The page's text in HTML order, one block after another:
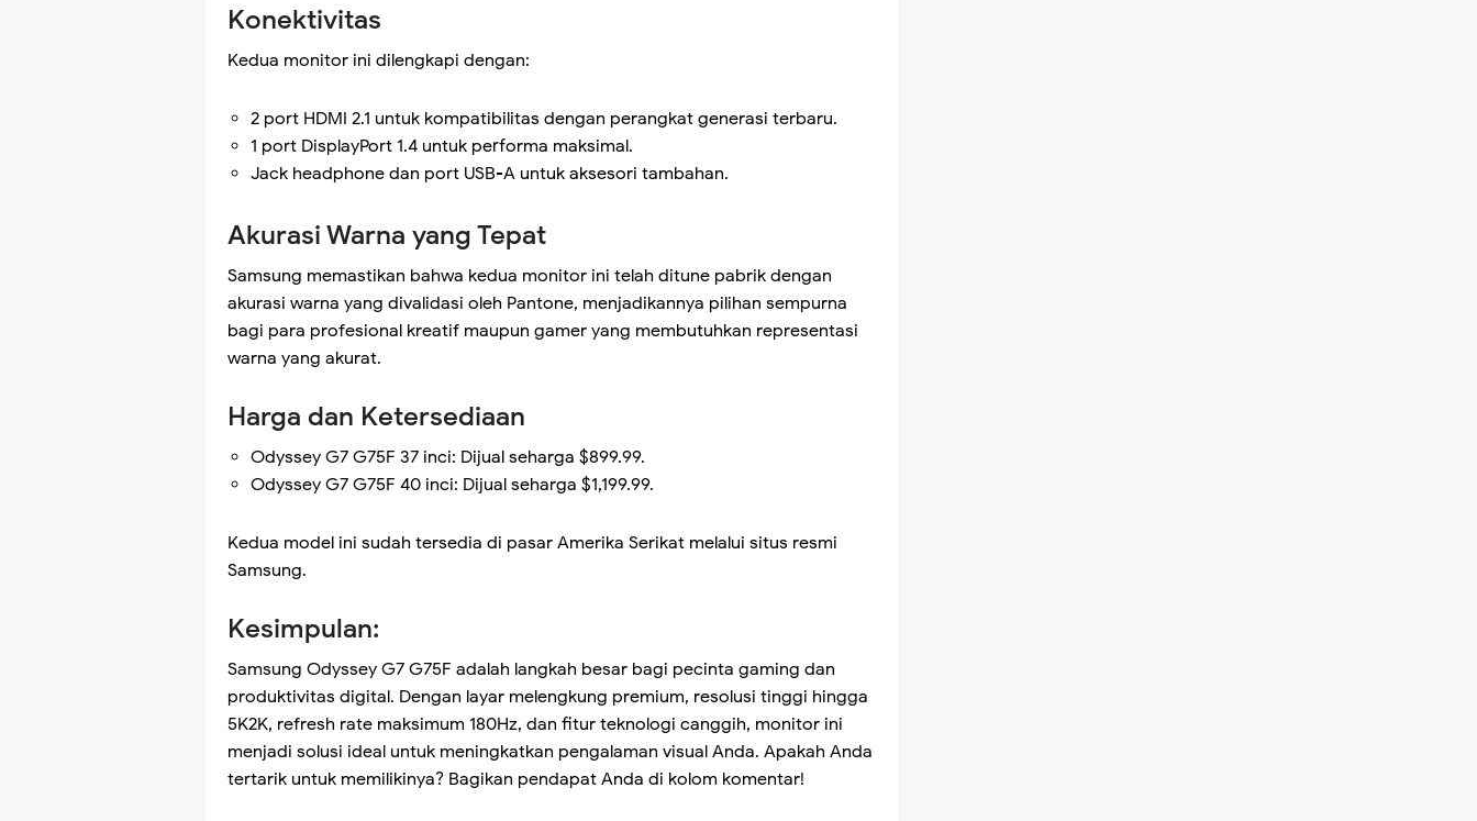
Konektivitas
Kedua monitor ini dilengkapi dengan:
2 port HDMI 2.1 untuk kompatibilitas dengan perangkat generasi terbaru.
1 port DisplayPort 1.4 untuk performa maksimal.
Jack headphone dan port USB-A untuk aksesori tambahan.
Akurasi Warna yang Tepat
Samsung memastikan bahwa kedua monitor ini telah ditune pabrik dengan
akurasi warna yang divalidasi oleh Pantone, menjadikannya pilihan sempurna
bagi para profesional kreatif maupun gamer yang membutuhkan representasi
warna yang akurat.
Harga dan Ketersediaan
Odyssey G7 G75F 37 inci: Dijual seharga $899.99.
Odyssey G7 G75F 40 inci: Dijual seharga $1,199.99.
Kedua model ini sudah tersedia di pasar Amerika Serikat melalui situs resmi
Samsung.
Kesimpulan:
Samsung Odyssey G7 G75F adalah langkah besar bagi pecinta gaming dan
produktivitas digital. Dengan layar melengkung premium, resolusi tinggi hingga
5K2K, refresh rate maksimum 180Hz, dan fitur teknologi canggih, monitor ini
menjadi solusi ideal untuk meningkatkan pengalaman visual Anda. Apakah Anda
tertarik untuk memilikinya? Bagikan pendapat Anda di kolom komentar!